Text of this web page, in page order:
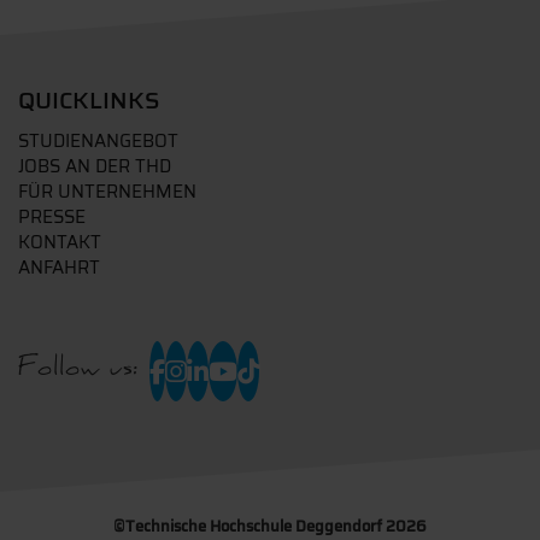
QUICKLINKS
STUDIENANGEBOT
JOBS AN DER THD
FÜR UNTERNEHMEN
PRESSE
KONTAKT
ANFAHRT
Follow us:
©Technische Hochschule Deggendorf 2026